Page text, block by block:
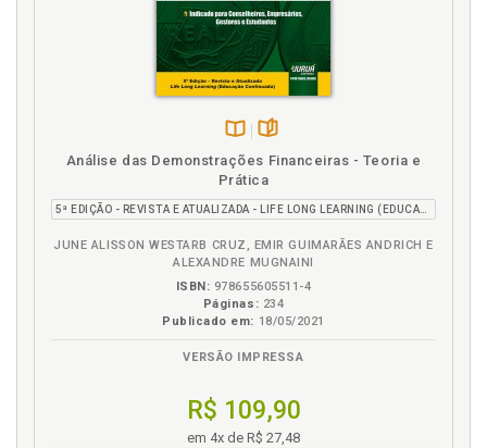
Disponível
na
Análise das Demonstrações Financeiras - Teoria e
Prática
5ª EDIÇÃO - REVISTA E ATUALIZADA - LIFE LONG LEARNING (EDUCAÇÃO CONTINUADA)
JUNE ALISSON WESTARB CRUZ, EMIR GUIMARÃES ANDRICH E
ALEXANDRE MUGNAINI
ISBN: 978655605511-4
Páginas: 234
Publicado em: 18/05/2021
VERSÃO IMPRESSA
R$ 109,90
em 4x de R$ 27,48